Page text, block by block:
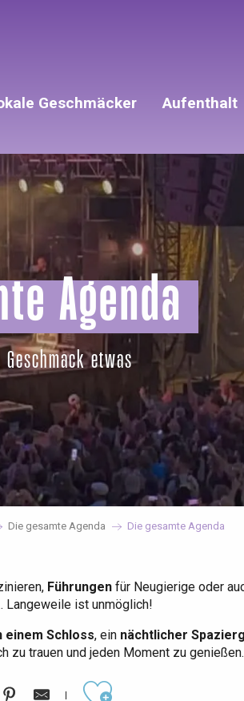
Geschmäcker Aufenthalt
Agenda
etwas
Die gesamte Agenda Die gesamte Agenda
Führungenfür Neugierige oder
Langeweile ist unmöglich!
einem Schloss, ein nächtlicher
zu trauen und jeden Moment zu genießen.